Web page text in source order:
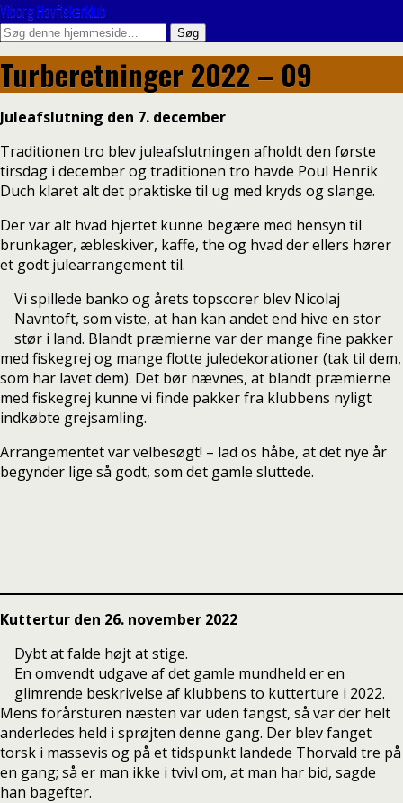
Viborg Havfiskerklub
Turberetninger 2022 – 09
Juleafslutning den 7. december
Traditionen tro blev juleafslutningen afholdt den første
tirsdag i december og traditionen tro havde Poul Henrik
Duch klaret alt det praktiske til ug med kryds og slange.
Der var alt hvad hjertet kunne begære med hensyn til
brunkager, æbleskiver, kaffe, the og hvad der ellers hører
et godt julearrangement til.
Vi spillede banko og årets topscorer blev Nicolaj
Navntoft, som viste, at han kan andet end hive en stor
stør i land. Blandt præmierne var der mange fine pakker
med fiskegrej og mange flotte juledekorationer (tak til dem,
som har lavet dem). Det bør nævnes, at blandt præmierne
med fiskegrej kunne vi finde pakker fra klubbens nyligt
indkøbte grejsamling.
Arrangementet var velbesøgt! – lad os håbe, at det nye år
begynder lige så godt, som det gamle sluttede.
Kuttertur den 26. november 2022
Dybt at falde højt at stige.
En omvendt udgave af det gamle mundheld er en
glimrende beskrivelse af klubbens to kutterture i 2022.
Mens forårsturen næsten var uden fangst, så var der helt
anderledes held i sprøjten denne gang. Der blev fanget
torsk i massevis og på et tidspunkt landede Thorvald tre på
en gang; så er man ikke i tvivl om, at man har bid, sagde
han bagefter.